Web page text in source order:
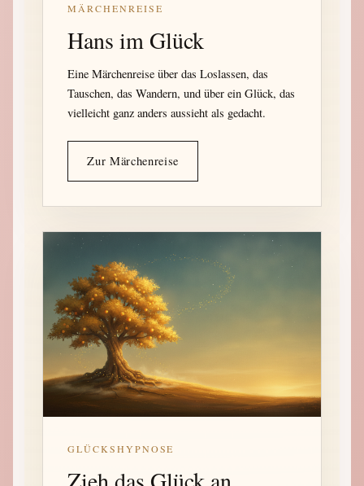
MÄRCHENREISE
Hans im Glück
Eine Märchenreise über das Loslassen, das
Tauschen, das Wandern, und über ein Glück, das
vielleicht ganz anders aussieht als gedacht.
Zur Märchenreise
GLÜCKSHYPNOSE